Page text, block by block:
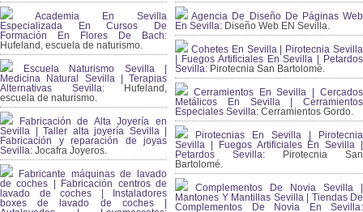
Academia En Sevilla
Especializada En Cursos De
Formación En Flores De Bach:
Hufeland, escuela de naturismo.
Escuela Naturismo Sevilla |
Medicina Natural Sevilla | Terapias
Alternativas Sevilla: Hufeland,
escuela de naturismo.
Fabricación de Alta Joyería en
Sevilla | Taller alta joyería Sevilla |
Fabricación y reparación de joyas
Sevilla: Jocafra Joyeros.
Fabricante máquinas de lavado
de coches | Fabricación centros de
lavado de coches | Instaladores
boxes de lavado de coches |
Agencia De Diseño De Páginas Web
En Sevilla: Diseño Web EN Sevilla.
Cohetes En Sevilla | Pirotecnia Sevilla
| Fuegos Artificiales En Sevilla | Petardos
Sevilla: Pirotecnia San Bartolomé.
Cerramientos En Sevilla | Cercados
Metálicos En Sevilla | Cerramientos
Especiales Sevilla: Cerramientos Gordo.
Pirotecnias En Sevilla | Pirotecnia
Sevilla | Fuegos Artificiales En Sevilla |
Petardos Sevilla: Pirotecnia San
Bartolomé.
Complementos De Novia Sevilla |
Mantones Y Mantillas Sevilla | Tiendas De
Complementos De Novia En Sevilla: